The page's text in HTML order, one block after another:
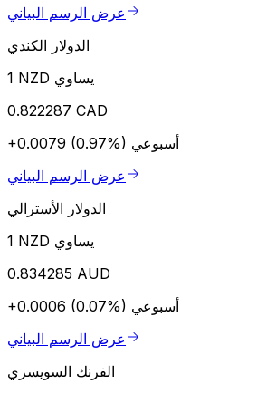
عرض الرسم البياني
الدولار الكندي
1 NZD يساوي
0.822287 CAD
+0.0079 (0.97%) أسبوعي
عرض الرسم البياني
الدولار الأسترالي
1 NZD يساوي
0.834285 AUD
+0.0006 (0.07%) أسبوعي
عرض الرسم البياني
الفرنك السويسري